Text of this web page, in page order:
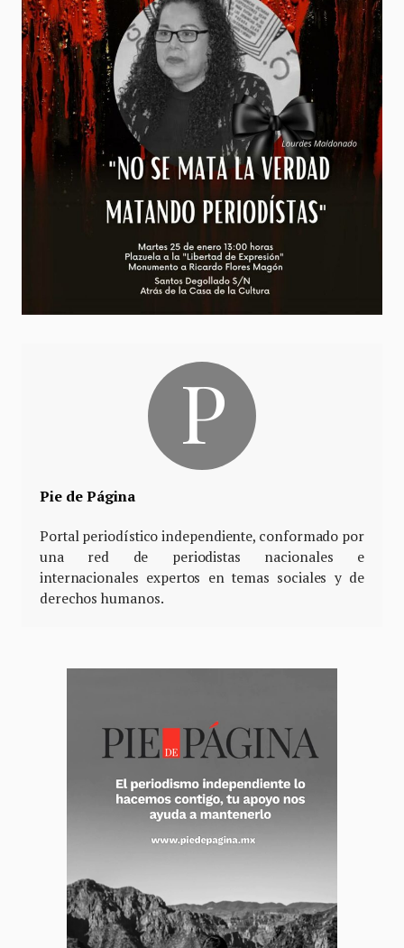
Pie de Página
Portal periodístico independiente, conformado por
una red de periodistas nacionales e
internacionales expertos en temas sociales y de
derechos humanos.